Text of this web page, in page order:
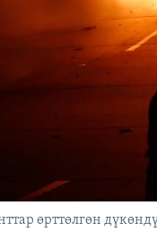
өрттөлгөн